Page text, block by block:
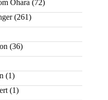
Ohara (72)
(261)
(36)
(1)
(1)